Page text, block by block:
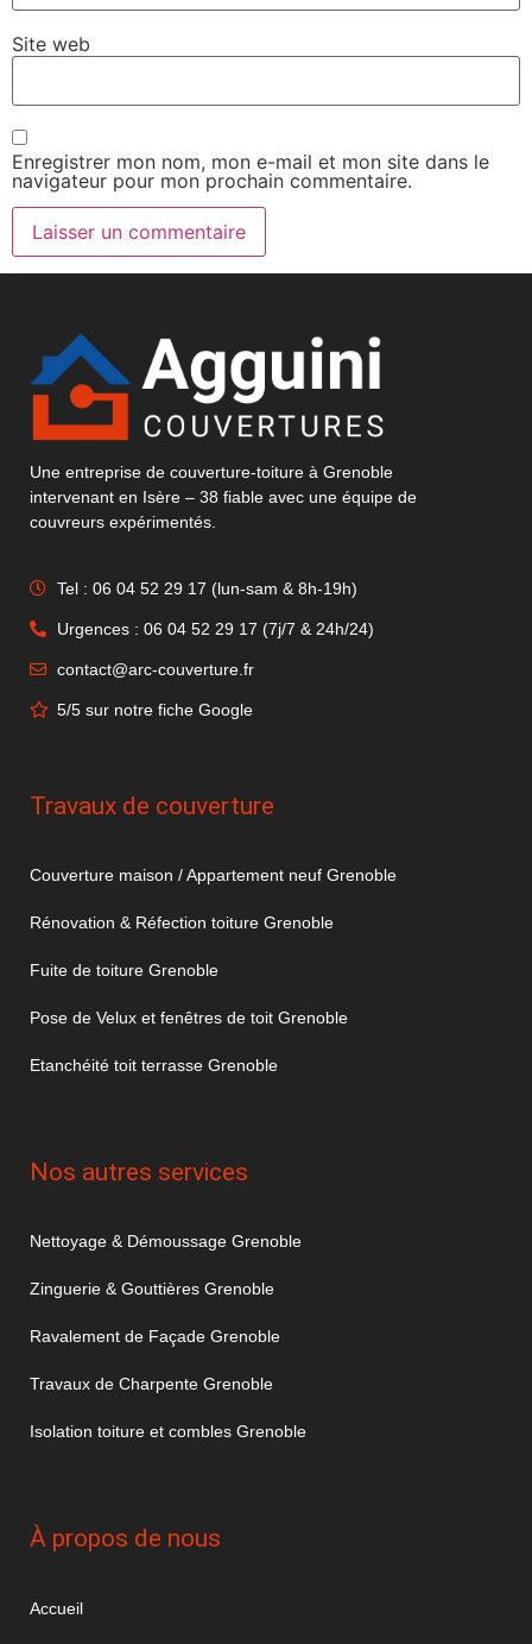
Site web
Enregistrer mon nom, mon e-mail et mon site dans le
navigateur pour mon prochain commentaire.
Une entreprise de couverture-toiture à Grenoble
intervenant en Isère – 38 fiable avec une équipe de
couvreurs expérimentés.
Tel : 06 04 52 29 17 (lun-sam & 8h-19h)
Urgences : 06 04 52 29 17 (7j/7 & 24h/24)
contact@arc-couverture.fr
5/5 sur notre fiche Google
Travaux de couverture
Couverture maison / Appartement neuf Grenoble
Rénovation & Réfection toiture Grenoble
Fuite de toiture Grenoble
Pose de Velux et fenêtres de toit Grenoble
Etanchéité toit terrasse Grenoble
Nos autres services
Nettoyage & Démoussage Grenoble
Zinguerie & Gouttières Grenoble
Ravalement de Façade Grenoble
Travaux de Charpente Grenoble
Isolation toiture et combles Grenoble
À propos de nous
Accueil